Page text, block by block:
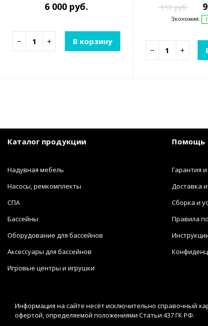
6 000 руб.
− + В корзину
910 руб.
Экономия:
− +
Каталог продукции
Надувная мебель
Насосы, ремкомплекты
СПА
Бассейны
Оборудование для бассейнов
Аксессуары для бассейнов
Игровые центры и игрушки
Помощь
Гарантия
Доставка
Сборка и
Правила
Информация на сайте несёт исключительно справочный
офертой, определяемой положениями Статьи 437 ГК РФ.